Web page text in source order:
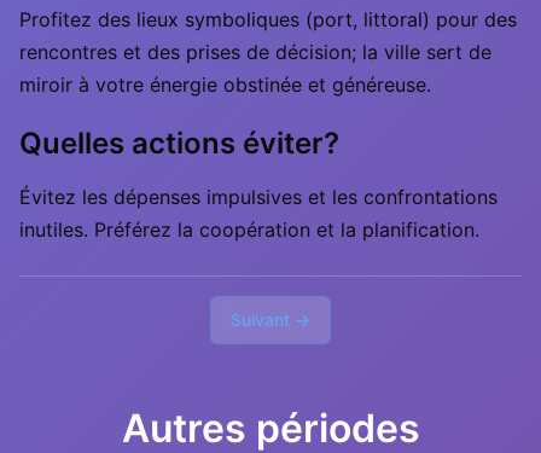
Profitez des lieux symboliques (port, littoral) pour des
rencontres et des prises de décision; la ville sert de
miroir à votre énergie obstinée et généreuse.
Quelles actions éviter?
Évitez les dépenses impulsives et les confrontations
inutiles. Préférez la coopération et la planification.
Suivant →
Autres périodes